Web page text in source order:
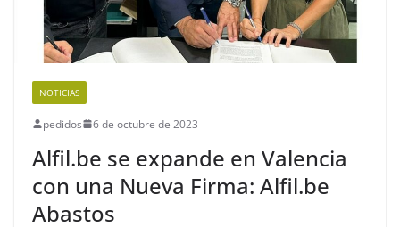
NOTICIAS
pedidos 6 de octubre de 2023
Alfil.be se expande en Valencia
con una Nueva Firma: Alfil.be
Abastos